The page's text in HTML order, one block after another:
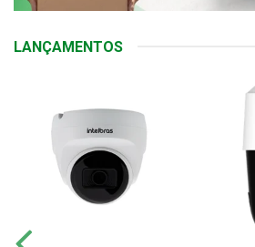
LANÇAMENTOS